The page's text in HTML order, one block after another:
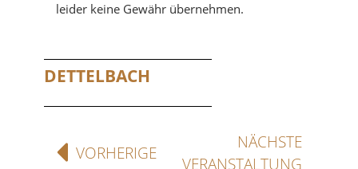
leider keine Gewähr übernehmen.
DETTELBACH
VORHERIGE
NÄCHSTE
VERANSTALTUNG